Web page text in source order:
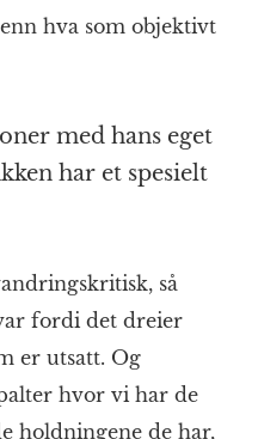
hva som objektivt
med hans eget
har et spesielt
så
fordi det dreier
er utsatt. Og
hvor vi har de
holdningene de har,